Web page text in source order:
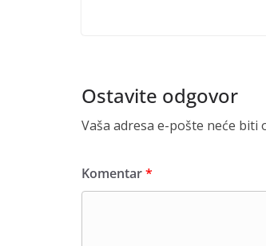
Ostavite odgovor
Vaša adresa e-pošte neće biti
Komentar*